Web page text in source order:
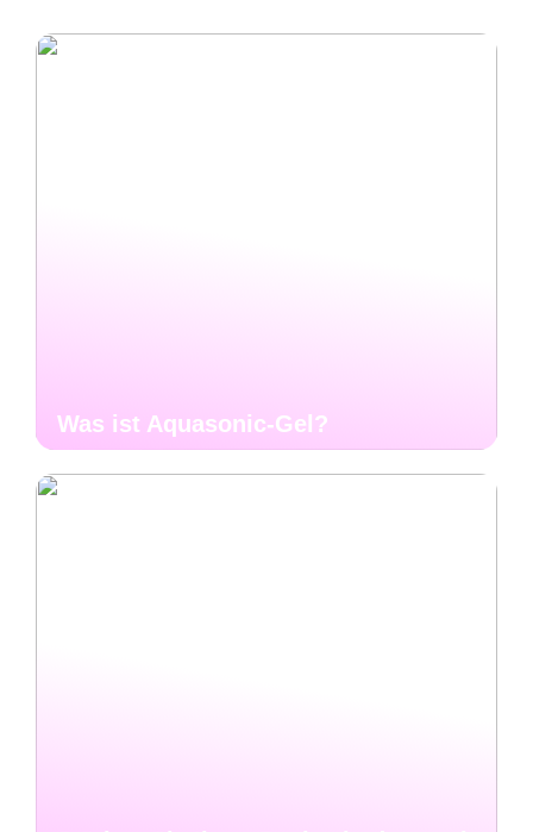
Was ist Aquasonic-Gel?